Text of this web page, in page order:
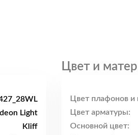
Light
Kliff
Цвет и
Цвет плафонов и
Цвет арматуры:
Основной цвет: